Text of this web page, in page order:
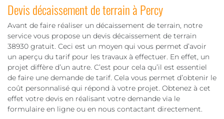
Devis décaissement de terrain à Percy
Avant de faire réaliser un décaissement de terrain, notre
service vous propose un devis décaissement de terrain
38930 gratuit. Ceci est un moyen qui vous permet d’avoir
un aperçu du tarif pour les travaux à effectuer. En effet, un
projet diffère d’un autre. C’est pour cela qu’il est essentiel
de faire une demande de tarif. Cela vous permet d’obtenir le
coût personnalisé qui répond à votre projet. Obtenez à cet
effet votre devis en réalisant votre demande via le
formulaire en ligne ou en nous contactant directement.